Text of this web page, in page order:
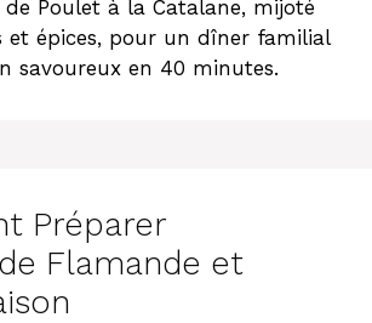
de Poulet à la Catalane, mijoté
et épices, pour un dîner familial
savoureux en 40 minutes.
Préparer
Flamande et